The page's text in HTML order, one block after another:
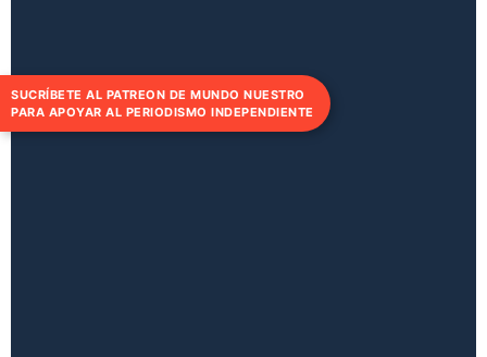
SUCRÍBETE AL PATREON DE MUNDO NUESTRO
PARA APOYAR AL PERIODISMO INDEPENDIENTE